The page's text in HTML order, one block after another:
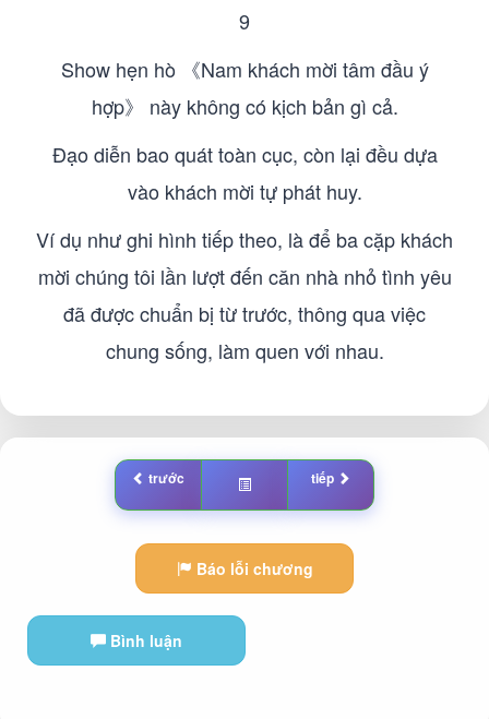
9
Show hẹn hò 《Nam khách mời tâm đầu ý
hợp》 này không có kịch bản gì cả.
Đạo diễn bao quát toàn cục, còn lại đều dựa
vào khách mời tự phát huy.
Ví dụ như ghi hình tiếp theo, là để ba cặp khách
mời chúng tôi lần lượt đến căn nhà nhỏ tình yêu
đã được chuẩn bị từ trước, thông qua việc
chung sống, làm quen với nhau.
trước tiếp
Báo lỗi chương
Bình luận